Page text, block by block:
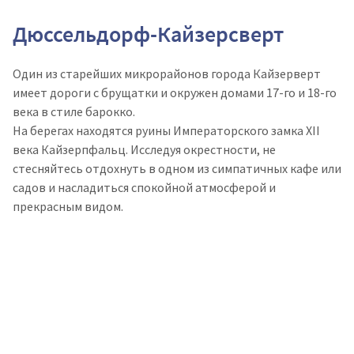
Дюссельдорф-Кайзерсверт
Один из старейших микрорайонов города Кайзерверт
имеет дороги с брущатки и окружен домами 17-го и 18-го
века в стиле барокко.
На берегах находятся руины Императорского замка XII
века Кайзерпфальц. Исследуя окрестности, не
стесняйтесь отдохнуть в одном из симпатичных кафе или
садов и насладиться спокойной атмосферой и
прекрасным видом.